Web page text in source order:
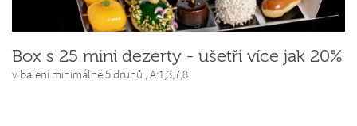
Box s 25 mini dezerty - ušetři více jak 20%
v balení minimálně 5 druhů ,A:1,3,7,8